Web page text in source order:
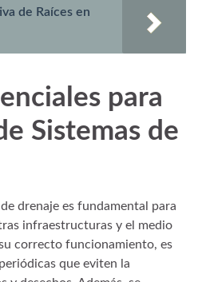
de Raíces en
para
Sistemas de
drenaje es fundamental para
infraestructuras y el medio
correcto funcionamiento, es
que eviten la